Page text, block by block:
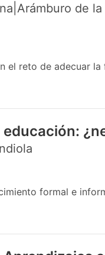
de
el reto de adecuar
formal e